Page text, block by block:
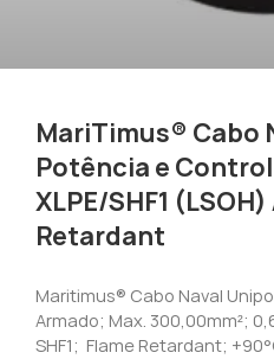
MariTimus® Cabo
Potência e
XLPE/SHF1
Retardant
Maritimus® Cabo Naval
Armado; Max. 300,00mm²;
SHF1; Flame Retardant;